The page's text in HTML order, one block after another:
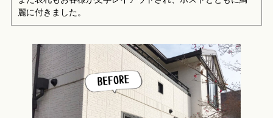
麗に付きました。